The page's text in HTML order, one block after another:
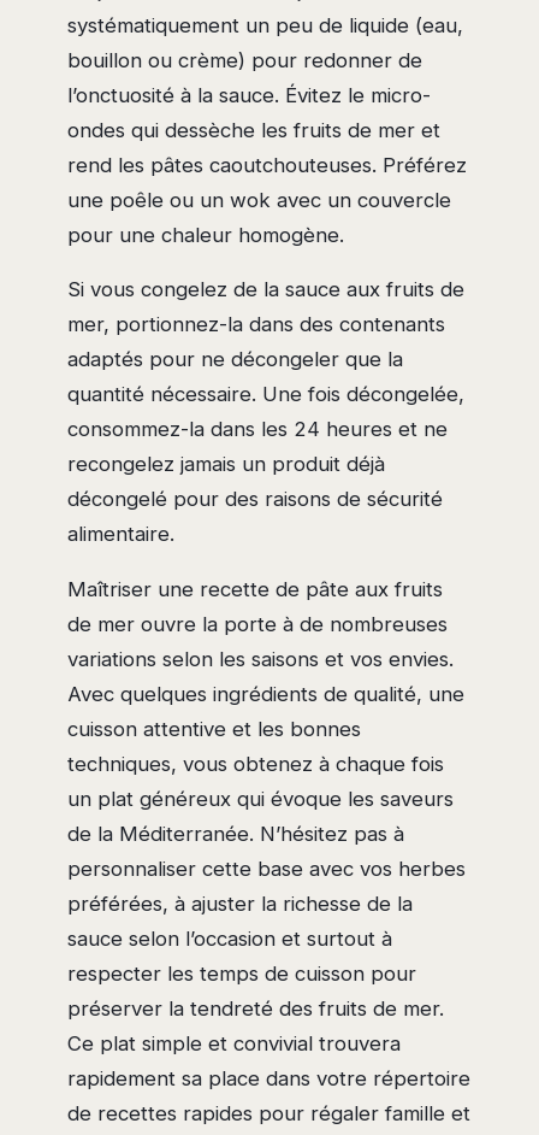
systématiquement un peu de liquide (eau,
bouillon ou crème) pour redonner de
l’onctuosité à la sauce. Évitez le micro-
ondes qui dessèche les fruits de mer et
rend les pâtes caoutchouteuses. Préférez
une poêle ou un wok avec un couvercle
pour une chaleur homogène.
Si vous congelez de la sauce aux fruits de
mer, portionnez-la dans des contenants
adaptés pour ne décongeler que la
quantité nécessaire. Une fois décongelée,
consommez-la dans les 24 heures et ne
recongelez jamais un produit déjà
décongelé pour des raisons de sécurité
alimentaire.
Maîtriser une recette de pâte aux fruits
de mer ouvre la porte à de nombreuses
variations selon les saisons et vos envies.
Avec quelques ingrédients de qualité, une
cuisson attentive et les bonnes
techniques, vous obtenez à chaque fois
un plat généreux qui évoque les saveurs
de la Méditerranée. N’hésitez pas à
personnaliser cette base avec vos herbes
préférées, à ajuster la richesse de la
sauce selon l’occasion et surtout à
respecter les temps de cuisson pour
préserver la tendreté des fruits de mer.
Ce plat simple et convivial trouvera
rapidement sa place dans votre répertoire
de recettes rapides pour régaler famille et